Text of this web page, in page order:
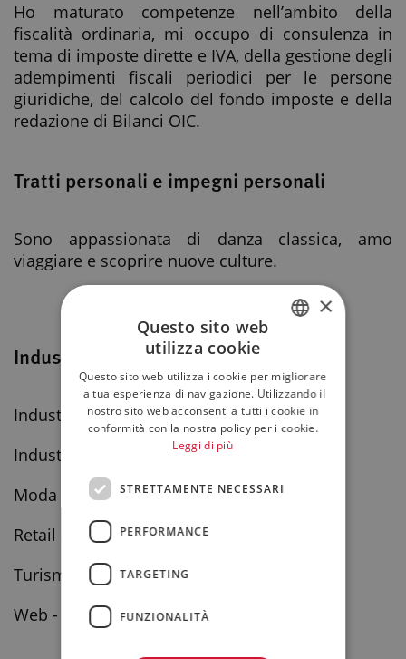
Ho maturato competenze nell’ambito della
fiscalità ordinaria, mi occupo di consulenza in
tema di imposte dirette e IVA, della gestione degli
adempimenti fiscali periodici per le persone
giuridiche, del calcolo del fondo imposte e della
redazione di Bilanci OIC.
Tratti personali e impegni personali
Sono appassionata di danza classica, amo
viaggiare e scoprire nuove culture.
Industry
Industria Meccanica e Metalmeccanica
Industria tessile
Moda
Retail - commercio al dettaglio
Turismo
Web - E-commerce
ENGLISH
×
Questo sito web
utilizza cookie
Questo sito web utilizza i cookie per migliorare
la tua esperienza di navigazione. Utilizzando il
nostro sito web acconsenti a tutti i cookie in
conformità con la nostra policy per i cookie.
Leggi di più
STRETTAMENTE NECESSARI
PERFORMANCE
TARGETING
FUNZIONALITÀ